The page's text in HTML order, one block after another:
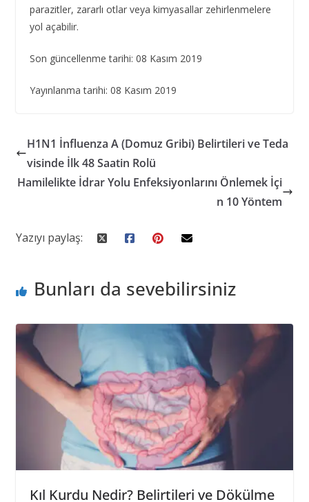
parazitler, zararlı otlar veya kimyasallar zehirlenmelere
yol açabilir.
Son güncellenme tarihi: 08 Kasım 2019
Yayınlanma tarihi: 08 Kasım 2019
H1N1 İnfluenza A (Domuz Gribi) Belirtileri ve Teda
visinde İlk 48 Saatin Rolü
Hamilelikte İdrar Yolu Enfeksiyonlarını Önlemek İçi
n 10 Yöntem
Yazıyı paylaş:
Bunları da sevebilirsiniz
Kıl Kurdu Nedir? Belirtileri ve Dökülme